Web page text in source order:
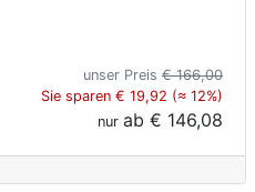
unser Preis € 166,00
Sie sparen € 19,92 (≈ 12%)
nur ab € 146,08